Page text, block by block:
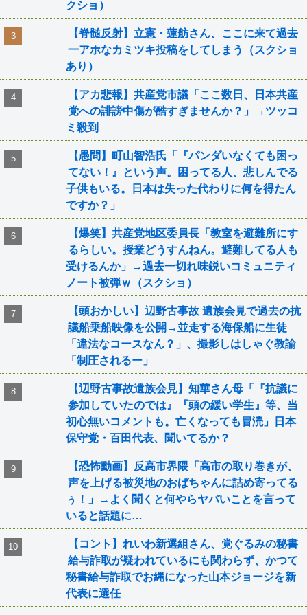
クショ）
【脊髄反射】立憲・蓮舫さん、ここに来て過去
一アホなカミツキ投稿をしてしまう（スクショ
あり）
【アカ悲報】共産党市議「ここ数日、日本共産
党への誹謗中傷が酷すぎませんか？」→ツッコ
ミ殺到
【愚問】町山智浩氏「『パンダいなくても困っ
てない！』という声。困ってる人、悲しんでる
子供もいる。日本は失った代わりに何を得たん
ですか？」
【爆笑】共産党地区委員長「教室を避難所にす
るらしい。授業どうすんねん。避難してる人も
受けるんか」→過去一切れ味鋭いコミュニティ
ノート被弾ｗ（スクショ）
【頭おかしい】辺野古事故 遺族会見で過去の抗
議船乗船映像を公開→並走する海保船に生徒
「違法なコースなん？」、撮影しはしゃぐ教諭
「制圧されるー」
【辺野古事故遺族会見】知華さん母「『抗議に
参加していたのでは』『頭の緩い学生』等、当
初心無いコメントも。亡くなっても冒涜」日本
保守党・百田代表、聞いてるか？
【恐怖動画】反高市界隈「高市の取り巻きが、
声を上げる被災地のおばちゃんに詰め寄ってる
ぅ！」→よく聞くと何やらヤバいことを言って
いると話題に…
【コント】れいわ新選組さん、党ぐるみの秘書
給与詐取が疑われているにも関わらず、かつて
秘書給与詐取でお縄になった山本ジョージを新
代表に選任